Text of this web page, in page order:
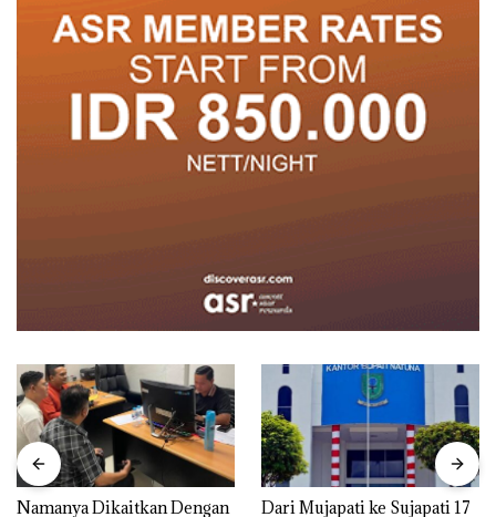
Namanya Dikaitkan Dengan
Dari Mujapati ke Sujapati 17